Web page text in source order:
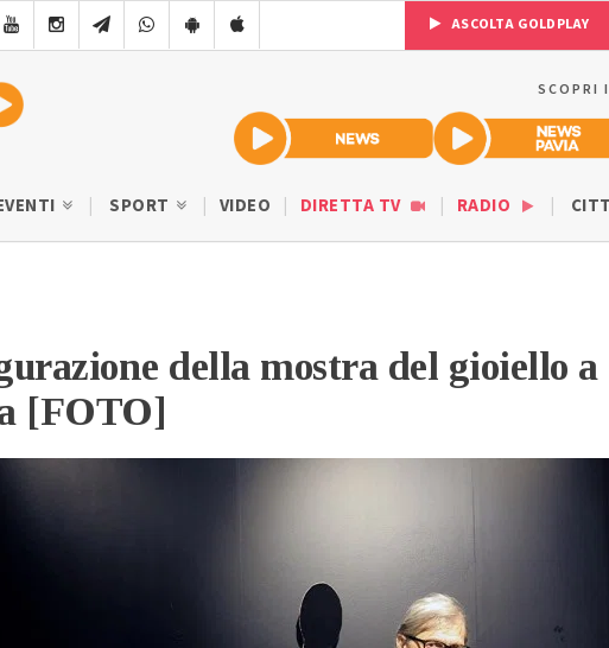
ASCOLTA GOLDPLAY
SCOPRI
SPORT VIDEO DIRETTA TV RADIO
della mostra del gioiello a
[FOTO]